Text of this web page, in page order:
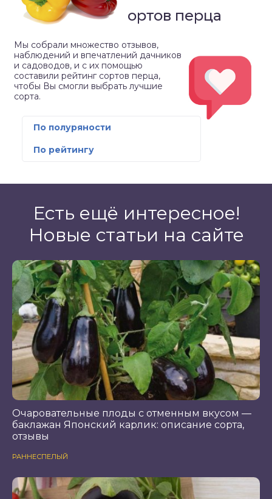
Рейтинг сортов перца
Мы собрали множество отзывов,
наблюдений и впечатлений дачников
и садоводов, и с их помощью
составили рейтинг сортов перца,
чтобы Вы смогли выбрать лучшие
сорта.
По полуряности
По рейтингу
Есть ещё интересное!
Новые статьи на сайте
Очаровательные плоды с отменным вкусом —
баклажан Японский карлик: описание сорта,
отзывы
РАННЕСПЕЛЫЙ